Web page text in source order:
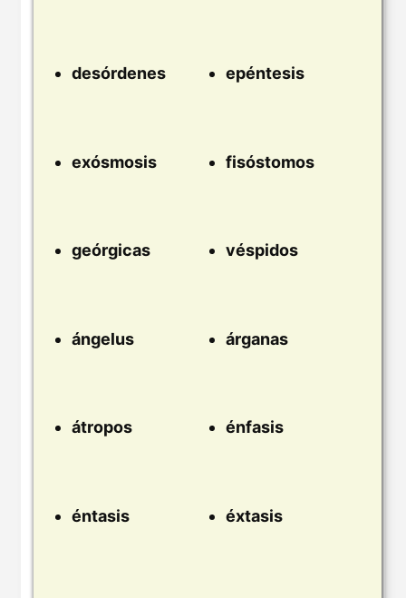
desórdenes epéntesis
exósmosis fisóstomos
geórgicas véspidos
ángelus árganas
átropos énfasis
éntasis éxtasis